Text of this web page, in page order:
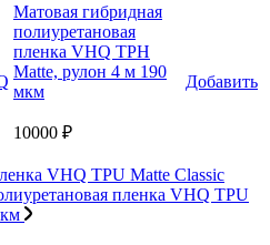
Матовая гибридная
полиуретановая
пленка VHQ TPH
Matte, рулон 4 м 190
мкм
10000 ₽
Добавить
VHQ TPU Matte Classic
пленка VHQ TPU